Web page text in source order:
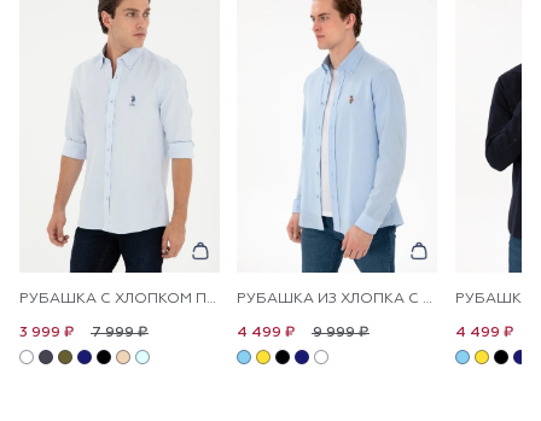
РУБАШКА С ХЛОПКОМ ПРИТАЛЕННАЯ
7 999 ₽
3 999 ₽
РУБАШКА ИЗ ХЛОПКА С УЗОРОМ ПРЯМАЯ
9 999 ₽
4 499 ₽ 4 499 ₽